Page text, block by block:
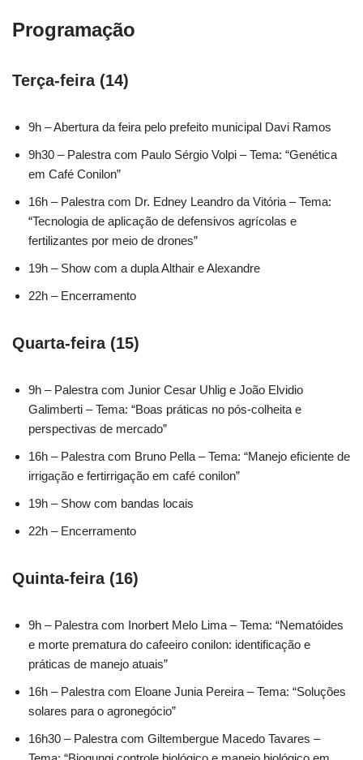
Programação
Terça-feira (14)
9h – Abertura da feira pelo prefeito municipal Davi Ramos
9h30 – Palestra com Paulo Sérgio Volpi – Tema: “Genética
em Café Conilon”
16h – Palestra com Dr. Edney Leandro da Vitória – Tema:
“Tecnologia de aplicação de defensivos agrícolas e
fertilizantes por meio de drones”
19h – Show com a dupla Althair e Alexandre
22h – Encerramento
Quarta-feira (15)
9h – Palestra com Junior Cesar Uhlig e João Elvidio
Galimberti – Tema: “Boas práticas no pós-colheita e
perspectivas de mercado”
16h – Palestra com Bruno Pella – Tema: “Manejo eficiente de
irrigação e fertirrigação em café conilon”
19h – Show com bandas locais
22h – Encerramento
Quinta-feira (16)
9h – Palestra com Inorbert Melo Lima – Tema: “Nematóides
e morte prematura do cafeeiro conilon: identificação e
práticas de manejo atuais”
16h – Palestra com Eloane Junia Pereira – Tema: “Soluções
solares para o agronegócio”
16h30 – Palestra com Giltembergue Macedo Tavares –